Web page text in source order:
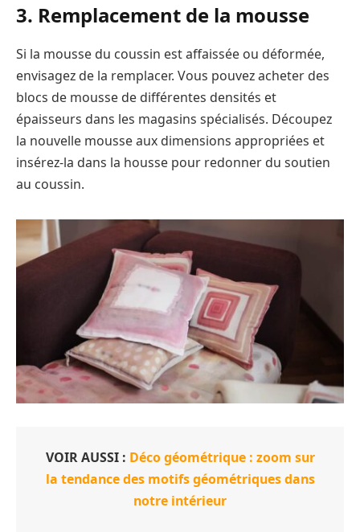
3. Remplacement de la mousse
Si la mousse du coussin est affaissée ou déformée,
envisagez de la remplacer. Vous pouvez acheter des
blocs de mousse de différentes densités et
épaisseurs dans les magasins spécialisés. Découpez
la nouvelle mousse aux dimensions appropriées et
insérez-la dans la housse pour redonner du soutien
au coussin.
VOIR AUSSI : Déco géométrique : zoom sur
la tendance des motifs géométriques dans
notre intérieur